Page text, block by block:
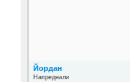
Йордан
Напреднали